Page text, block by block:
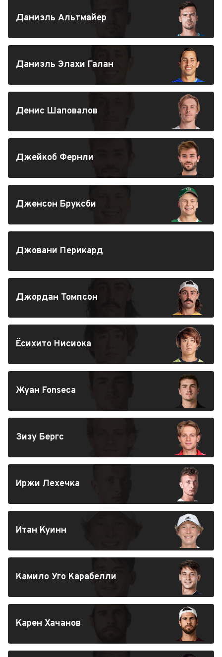
Даниэль Альтмайер
Даниэль Элахи Галан
Денис Шаповалов
Джейкоб Фернли
Дженсон Бруксби
Джовани Перикард
Джордан Томпсон
Ёсихито Нисиока
Жуан Fonseca
Зизу Бергс
Иржи Лехечка
Итан Куинн
Камило Уго Карабелли
Карен Хачанов